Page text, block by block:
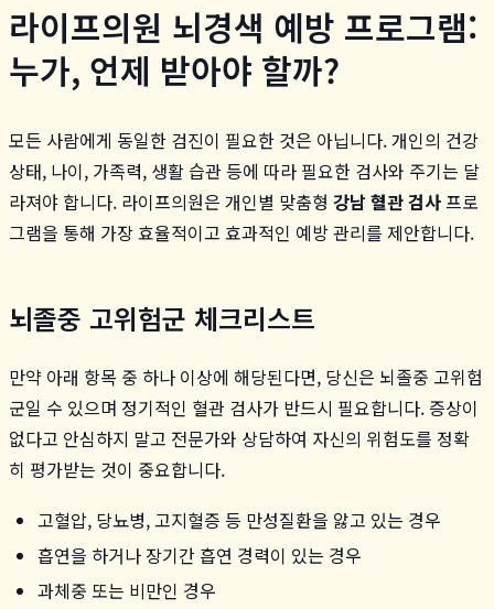
라이프의원 뇌경색 예방 프로그램:
누가, 언제 받아야 할까?
모든 사람에게 동일한 검진이 필요한 것은 아닙니다. 개인의 건강
상태, 나이, 가족력, 생활 습관 등에 따라 필요한 검사와 주기는 달
라져야 합니다. 라이프의원은 개인별 맞춤형 강남 혈관 검사프로
그램을 통해 가장 효율적이고 효과적인 예방 관리를 제안합니다.
뇌졸중 고위험군 체크리스트
만약 아래 항목 중 하나 이상에 해당된다면, 당신은 뇌졸중 고위험
군일 수 있으며 정기적인 혈관 검사가 반드시 필요합니다. 증상이
없다고 안심하지 말고 전문가와 상담하여 자신의 위험도를 정확
히 평가받는 것이 중요합니다.
고혈압, 당뇨병, 고지혈증 등 만성질환을 앓고 있는 경우
흡연을 하거나 장기간 흡연 경력이 있는 경우
과체중 또는 비만인 경우